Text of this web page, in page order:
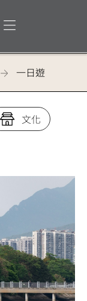
打開選單
一日遊
文化